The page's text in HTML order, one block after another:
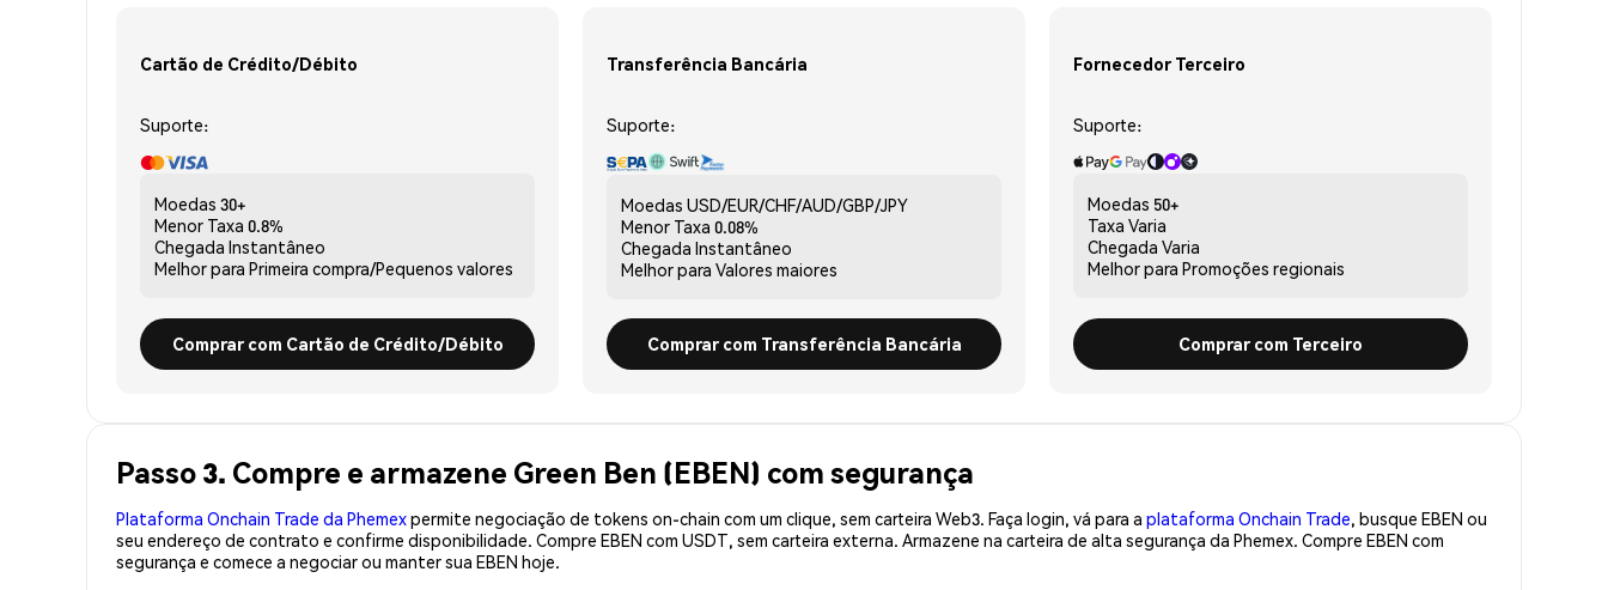
Cartão de Crédito/Débito
Suporte:
Moedas 30+
Menor Taxa 0.8%
Chegada Instantâneo
Melhor para Primeira compra/Pequenos valores
Comprar com Cartão de Crédito/Débito
Transferência Bancária
Suporte:
Moedas USD/EUR/CHF/AUD/GBP/JPY
Menor Taxa 0.08%
Chegada Instantâneo
Melhor para Valores maiores
Comprar com Transferência Bancária
Fornecedor Terceiro
Suporte:
Moedas 50+
Taxa Varia
Chegada Varia
Melhor para Promoções regionais
Comprar com Terceiro
Passo 3. Compre e armazene Green Ben (EBEN) com segurança
Plataforma Onchain Trade da Phemexpermite negociação de tokens on-chain com um clique, sem carteira Web3. Faça login, vá para a plataforma Onchain Trade, busque EBEN ou
seu endereço de contrato e confirme disponibilidade. Compre EBEN com USDT, sem carteira externa. Armazene na carteira de alta segurança da Phemex. Compre EBEN com
segurança e comece a negociar ou manter sua EBEN hoje.